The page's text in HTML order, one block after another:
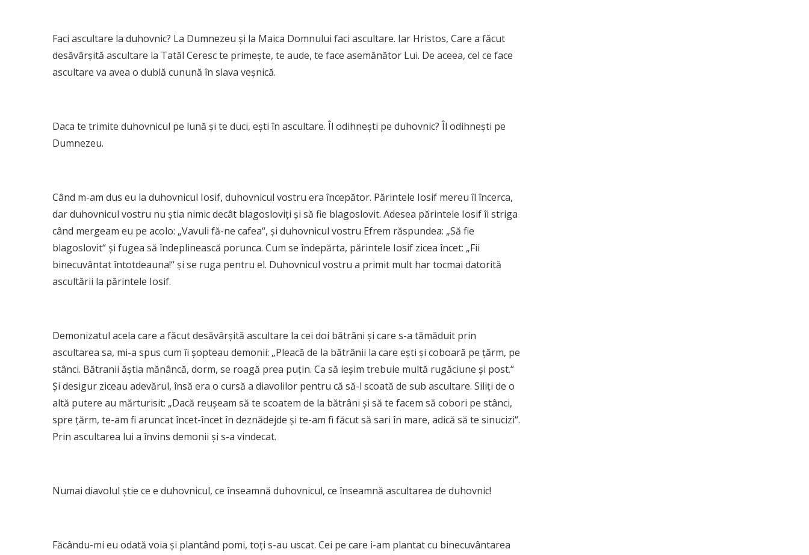
Faci ascultare la duhovnic? La Dumnezeu și la Maica Domnului faci ascultare. Iar Hristos, Care a făcut
desăvârșită ascultare la Tatăl Ceresc te primește, te aude, te face asemănător Lui. De aceea, cel ce face
ascultare va avea o dublă cunună în slava veșnică.
Daca te trimite duhovnicul pe lună și te duci, ești în ascultare. Îl odihnești pe duhovnic? Îl odihnești pe
Dumnezeu.
Când m-am dus eu la duhovnicul Iosif, duhovnicul vostru era începător. Părintele Iosif mereu îl încerca,
dar duhovnicul vostru nu știa nimic decât blagosloviți și să fie blagoslovit. Adesea părintele Iosif îi striga
când mergeam eu pe acolo: „Vavuli fă-ne cafea“, și duhovnicul vostru Efrem răspundea: „Să fie
blagoslovit“ și fugea să îndeplinească porunca. Cum se îndepărta, părintele Iosif zicea încet: „Fii
binecuvântat întotdeauna!“ și se ruga pentru el. Duhovnicul vostru a primit mult har tocmai datorită
ascultării la părintele Iosif.
Demonizatul acela care a făcut desăvârșită ascultare la cei doi bătrâni și care s-a tămăduit prin
ascultarea sa, mi-a spus cum îi șopteau demonii: „Pleacă de la bătrânii la care ești și coboară pe țărm, pe
stânci. Bătranii ăștia mănâncă, dorm, se roagă prea puțin. Ca să ieșim trebuie multă rugăciune și post.“
Și desigur ziceau adevărul, însă era o cursă a diavolilor pentru că să-l scoată de sub ascultare. Siliți de o
altă putere au mărturisit: „Dacă reușeam să te scoatem de la bătrâni și să te facem să cobori pe stânci,
spre țărm, te-am fi aruncat încet-încet în deznădejde și te-am fi făcut să sari în mare, adică să te sinucizi“.
Prin ascultarea lui a învins demonii și s-a vindecat.
Numai diavolul știe ce e duhovnicul, ce înseamnă duhovnicul, ce înseamnă ascultarea de duhovnic!
Făcându-mi eu odată voia și plantând pomi, toți s-au uscat. Cei pe care i-am plantat cu binecuvântarea